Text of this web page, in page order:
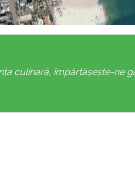
culinară, împărtășește-ne